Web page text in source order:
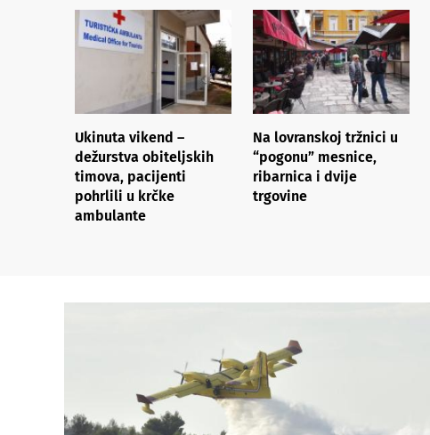
Ukinuta vikend –
dežurstva obiteljskih
timova, pacijenti
pohrlili u krčke
ambulante
Na lovranskoj tržnici u
“pogonu” mesnice,
ribarnica i dvije
trgovine